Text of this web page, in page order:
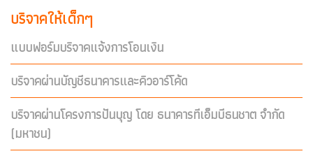
บริจาคให้เด็กๆ
แบบฟอร์มบริจาคแจ้งการโอนเงิน
บริจาคผ่านบัญชีธนาคารและคิวอาร์โค้ด
บริจาคผ่านโครงการปันบุญ โดย ธนาคารทีเอ็มบีธนชาต จำกัด
(มหาชน)